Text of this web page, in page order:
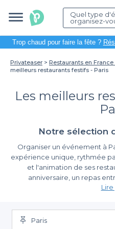
Quel type
organisez-
Trop chaud pour faire la fête ?
Privateaser Restaurants en
meilleurs restaurants festifs - Paris
Les meilleurs
Notre sélection
Organiser un événement à
expérience unique, rythmée
et l'animation de ses
anniversaire, un repas
professionnelle, choisir le bon
est immense, et c’est ici
Facilitez vos
En utilisant notre plateforme,
Lire
Paris